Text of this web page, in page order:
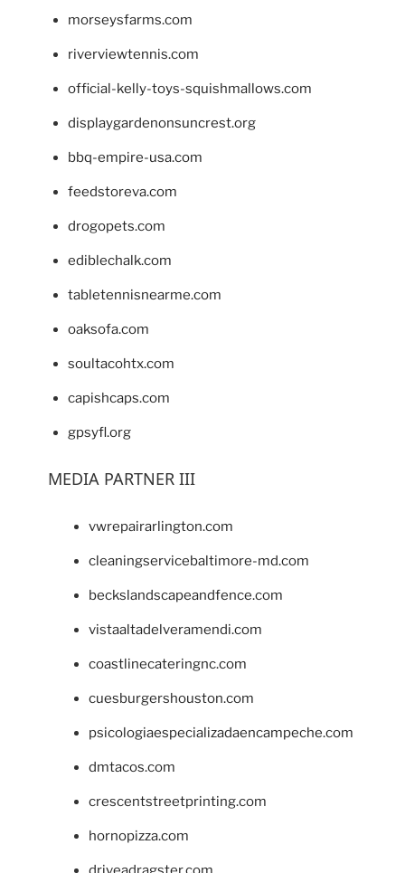
morseysfarms.com
riverviewtennis.com
official-kelly-toys-squishmallows.com
displaygardenonsuncrest.org
bbq-empire-usa.com
feedstoreva.com
drogopets.com
ediblechalk.com
tabletennisnearme.com
oaksofa.com
soultacohtx.com
capishcaps.com
gpsyfl.org
MEDIA PARTNER III
vwrepairarlington.com
cleaningservicebaltimore-md.com
beckslandscapeandfence.com
vistaaltadelveramendi.com
coastlinecateringnc.com
cuesburgershouston.com
psicologiaespecializadaencampeche.com
dmtacos.com
crescentstreetprinting.com
hornopizza.com